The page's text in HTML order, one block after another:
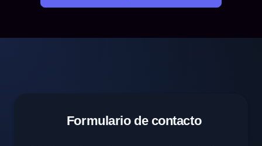
Formulario de contacto